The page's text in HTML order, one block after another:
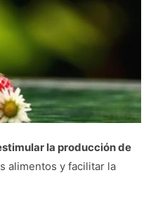
la producción de
alimentos y facilitar la